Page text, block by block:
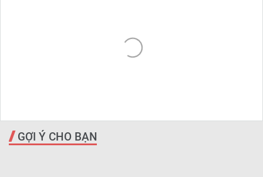
GỢI Ý CHO BẠN